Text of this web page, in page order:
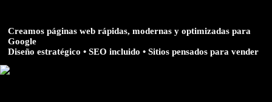
Creamos páginas web rápidas, modernas y optimizadas para
Google
Diseño estratégico • SEO incluido • Sitios pensados para vender